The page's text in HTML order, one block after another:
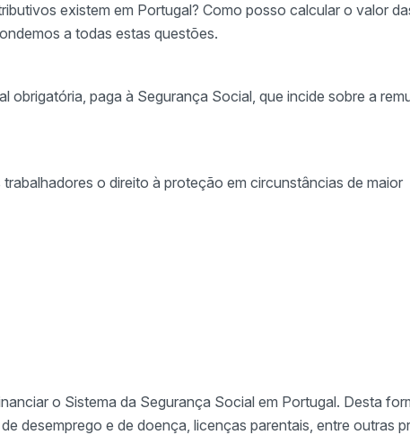
existem em Portugal? Como posso calcular o valor
a todas estas questões.
obrigatória, paga à Segurança Social, que incide sobre a
o direito à proteção em circunstâncias de maior
o Sistema da Segurança Social em Portugal. Desta
desemprego e de doença, licenças parentais, entre outras